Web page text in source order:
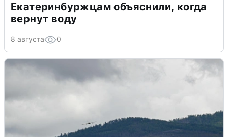
Екатеринбуржцам объяснили, когда
вернут воду
8 августа 0